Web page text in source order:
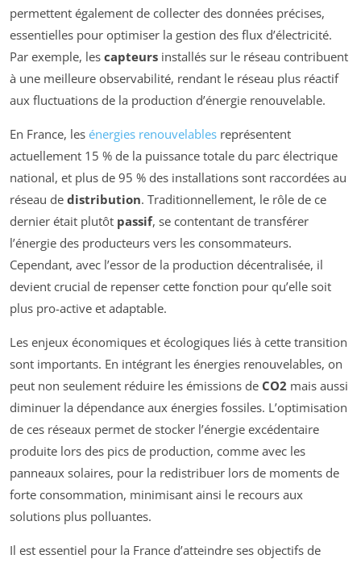
permettent également de collecter des données précises,
essentielles pour optimiser la gestion des flux d’électricité.
Par exemple, les capteurs installés sur le réseau contribuent
à une meilleure observabilité, rendant le réseau plus réactif
aux fluctuations de la production d’énergie renouvelable.
En France, les énergies renouvelables représentent
actuellement 15 % de la puissance totale du parc électrique
national, et plus de 95 % des installations sont raccordées au
réseau de distribution. Traditionnellement, le rôle de ce
dernier était plutôt passif, se contentant de transférer
l’énergie des producteurs vers les consommateurs.
Cependant, avec l’essor de la production décentralisée, il
devient crucial de repenser cette fonction pour qu’elle soit
plus pro-active et adaptable.
Les enjeux économiques et écologiques liés à cette transition
sont importants. En intégrant les énergies renouvelables, on
peut non seulement réduire les émissions de CO2 mais aussi
diminuer la dépendance aux énergies fossiles. L’optimisation
de ces réseaux permet de stocker l’énergie excédentaire
produite lors des pics de production, comme avec les
panneaux solaires, pour la redistribuer lors de moments de
forte consommation, minimisant ainsi le recours aux
solutions plus polluantes.
Il est essentiel pour la France d’atteindre ses objectifs de